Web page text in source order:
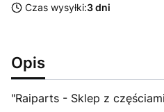
Czas wysyłki:3 dni
Opis
"Raiparts - Sklep z